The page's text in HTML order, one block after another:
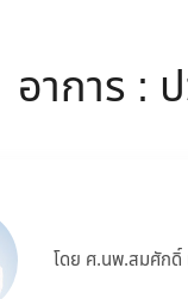
อาการ :
โดย ศ.นพ.สมศักดิ์